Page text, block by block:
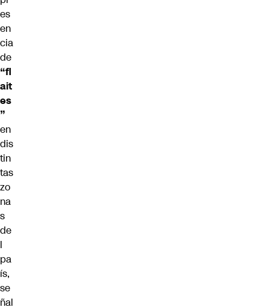
es
en
cia
de
“fl
ait
es
”
en
dis
tin
tas
zo
na
s
de
l
pa
ís,
se
ñal